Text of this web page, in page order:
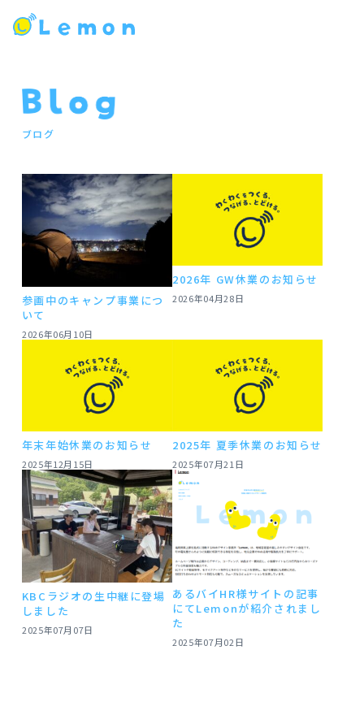
ブログ
参画中のキャンプ事業につ
いて
2026年06月10日
2026年 GW休業のお知らせ
2026年04月28日
年末年始休業のお知らせ
2025年12月15日
2025年 夏季休業のお知らせ
2025年07月21日
KBCラジオの生中継に登場
しました
2025年07月07日
あるバイHR様サイトの記事
にてLemonが紹介されまし
た
2025年07月02日